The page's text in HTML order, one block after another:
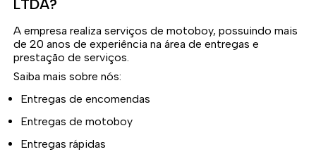
LTDA?
A empresa realiza serviços de motoboy, possuindo mais
de 20 anos de experiência na área de entregas e
prestação de serviços.
Saiba mais sobre nós:
Entregas de encomendas
Entregas de motoboy
Entregas rápidas